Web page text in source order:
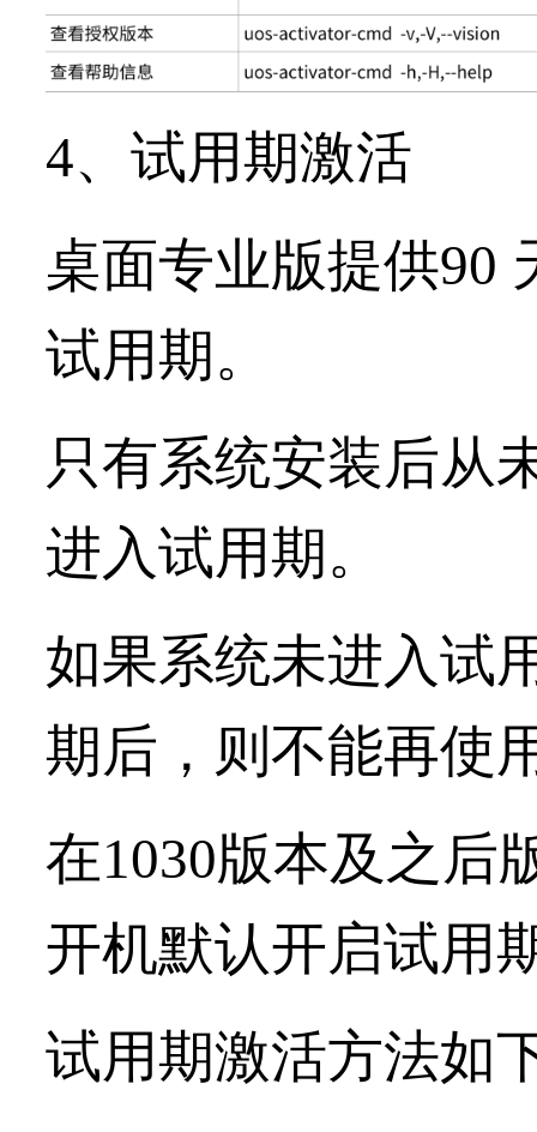
4、试用期激活
桌面专业版提供90
试用期。
只有系统安装后从
进入试用期。
如果系统未进入试
期后，则不能再使
在1030版本及之后
开机默认开启试用
试用期激活方法如